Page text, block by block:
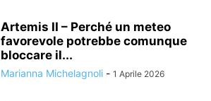
Artemis II – Perché un meteo
favorevole potrebbe comunque
bloccare il...
Marianna Michelagnoli - 1 Aprile 2026